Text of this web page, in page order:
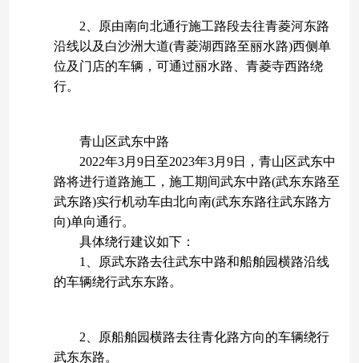
2、原由南向北通行施工路段去往青菱河东路
沿线以及白沙洲大道(青菱湖西路至丽水路)西侧单
位及门店的车辆，可通过丽水路、青菱寺西路绕
行。
青山区武东中路
2022年3月9日至2023年3月9日，青山区武东中
路将进行道路施工，施工期间武东中路(武东东路至
武东路)实行机动车由北向南(武东东路往武东路方
向)单向通行。
具体绕行建议如下：
1、原武东路去往武东中路和船舶园横路沿线
的车辆绕行武东东路。
2、原船舶园横路去往青化路方向的车辆绕行
武东东路。